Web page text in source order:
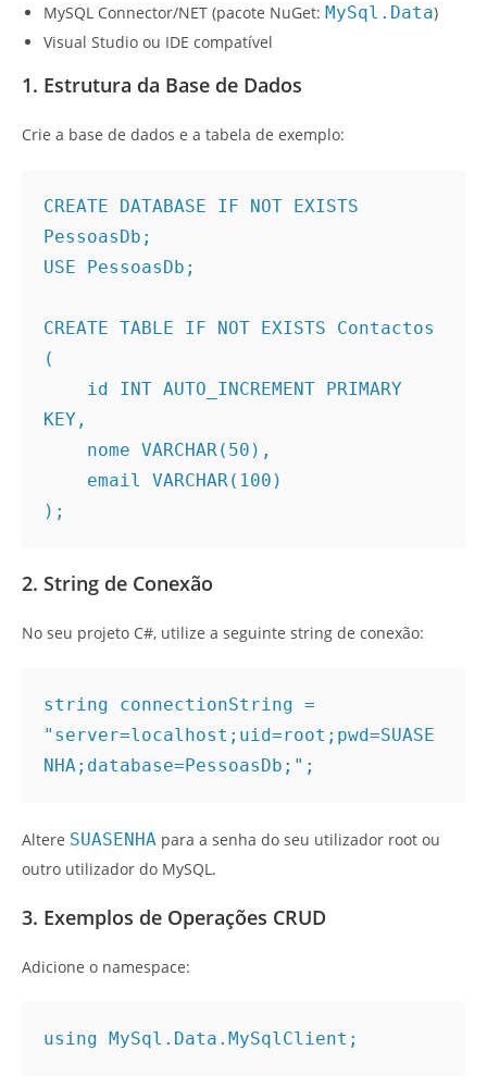
MySQL Connector/NET (pacote NuGet: MySql.Data)
Visual Studio ou IDE compatível
1. Estrutura da Base de Dados
Crie a base de dados e a tabela de exemplo:
CREATE DATABASE IF NOT EXISTS
PessoasDb;
USE PessoasDb;
CREATE TABLE IF NOT EXISTS Contactos
(
KEY,
    nome VARCHAR(50),
    email VARCHAR(100)
);
2. String de Conexão
No seu projeto C#, utilize a seguinte string de conexão:
string connectionString =
"server=localhost;uid=root;pwd=SUASE
NHA;database=PessoasDb;";
Altere SUASENHA para a senha do seu utilizador root ou
outro utilizador do MySQL.
3. Exemplos de Operações CRUD
Adicione o namespace:
using MySql.Data.MySqlClient;